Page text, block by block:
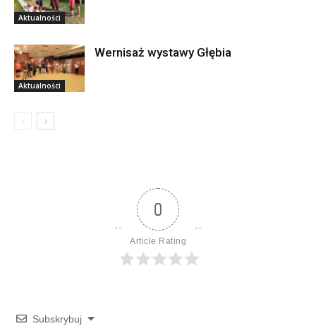
Aktualności
Aktualności
Wernisaż wystawy Głębia
0
Article Rating
Subskrybuj